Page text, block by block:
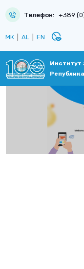
Телефон: +389
МК AL EN disabled_visible
Институт